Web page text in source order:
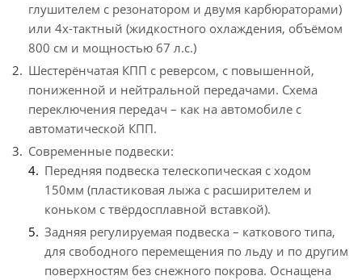
глушителем с резонатором и двумя карбюраторами)
или 4х-тактный (жидкостного охлаждения, объёмом
800 см и мощностью 67 л.с.)
Шестерёнчатая КПП с реверсом, с повышенной,
пониженной и нейтральной передачами. Схема
переключения передач – как на автомобиле с
автоматической КПП.
Современные подвески:
Передняя подвеска телескопическая с ходом
150мм (пластиковая лыжа с расширителем и
коньком с твёрдосплавной вставкой).
Задняя регулируемая подвеска – каткового типа,
для свободного перемещения по льду и по другим
поверхностям без снежного покрова. Оснащена